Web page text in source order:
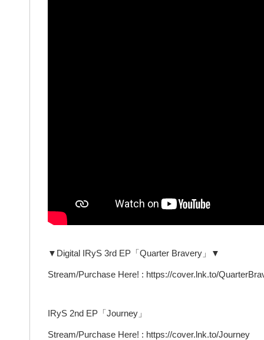
▼Digital IRyS 3rd EP「Quarter Bravery」▼
Stream/Purchase Here! : https://cover.lnk.to/
IRyS 2nd EP「Journey」
Stream/Purchase Here! : https://cover.lnk.to/Journey